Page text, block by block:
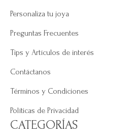
Personaliza tu joya
Preguntas Frecuentes
Tips y Artículos de interés
Contáctanos
Términos y Condiciones
Políticas de Privacidad
CATEGORÍAS